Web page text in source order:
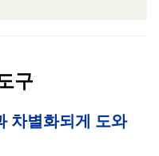
구
차별화되게 도와